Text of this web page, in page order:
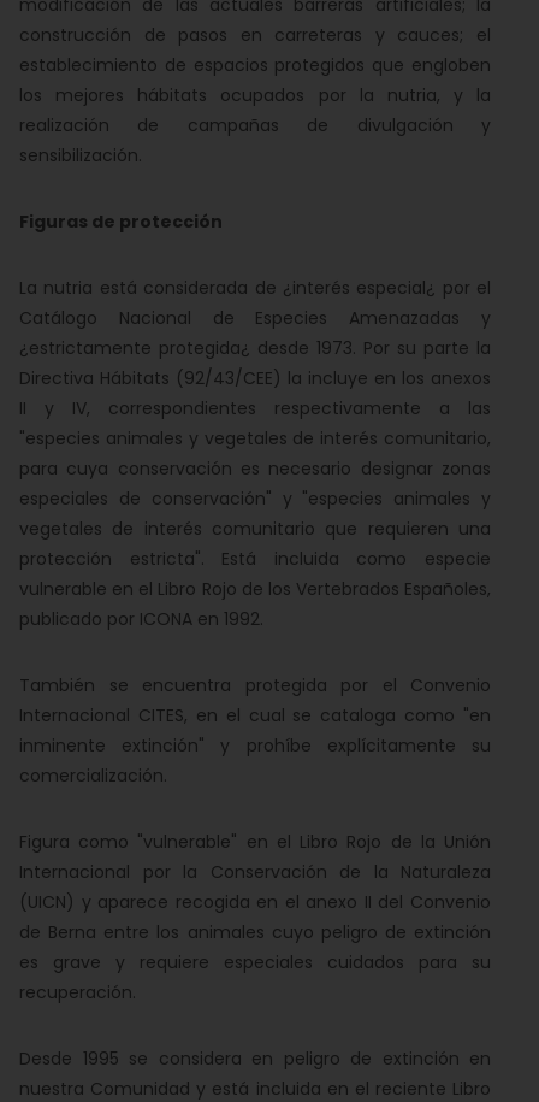
modificación de las actuales barreras artificiales; la
construcción de pasos en carreteras y cauces; el
establecimiento de espacios protegidos que engloben
los mejores hábitats ocupados por la nutria, y la
realización de campañas de divulgación y
sensibilización.
Figuras de protección
La nutria está considerada de ¿interés especial¿ por el
Catálogo Nacional de Especies Amenazadas y
¿estrictamente protegida¿ desde 1973. Por su parte la
Directiva Hábitats (92/43/CEE) la incluye en los anexos
II y IV, correspondientes respectivamente a las
"especies animales y vegetales de interés comunitario,
para cuya conservación es necesario designar zonas
especiales de conservación" y "especies animales y
vegetales de interés comunitario que requieren una
protección estricta". Está incluida como especie
vulnerable en el Libro Rojo de los Vertebrados Españoles,
publicado por ICONA en 1992.
También se encuentra protegida por el Convenio
Internacional CITES, en el cual se cataloga como "en
inminente extinción" y prohíbe explícitamente su
comercialización.
Figura como "vulnerable" en el Libro Rojo de la Unión
Internacional por la Conservación de la Naturaleza
(UICN) y aparece recogida en el anexo II del Convenio
de Berna entre los animales cuyo peligro de extinción
es grave y requiere especiales cuidados para su
recuperación.
Desde 1995 se considera en peligro de extinción en
nuestra Comunidad y está incluida en el reciente Libro